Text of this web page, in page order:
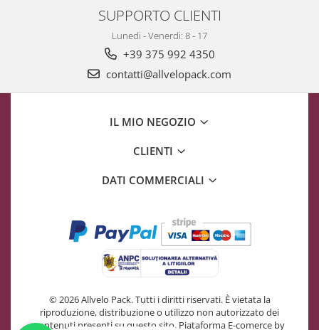
SUPPORTO CLIENTI
Lunedi - Venerdi: 8 - 17
+39 375 992 4350
contatti@allvelopack.com
IL MIO NEGOZIO
CLIENTI
DATI COMMERCIALI
© 2026 Allvelo Pack. Tutti i diritti riservati. È vietata la
riproduzione, distribuzione o utilizzo non autorizzato dei
contenuti presenti su questo sito. Piataforma E-comerce by